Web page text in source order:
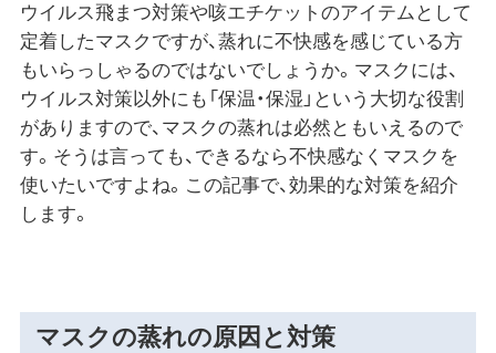
ウイルス飛まつ対策や咳エチケットのアイテムとして
定着したマスクですが、蒸れに不快感を感じている方
もいらっしゃるのではないでしょうか。マスクには、
ウイルス対策以外にも「保温・保湿」という大切な役割
がありますので、マスクの蒸れは必然ともいえるので
す。そうは言っても、できるなら不快感なくマスクを
使いたいですよね。この記事で、効果的な対策を紹介
します。
マスクの蒸れの原因と対策